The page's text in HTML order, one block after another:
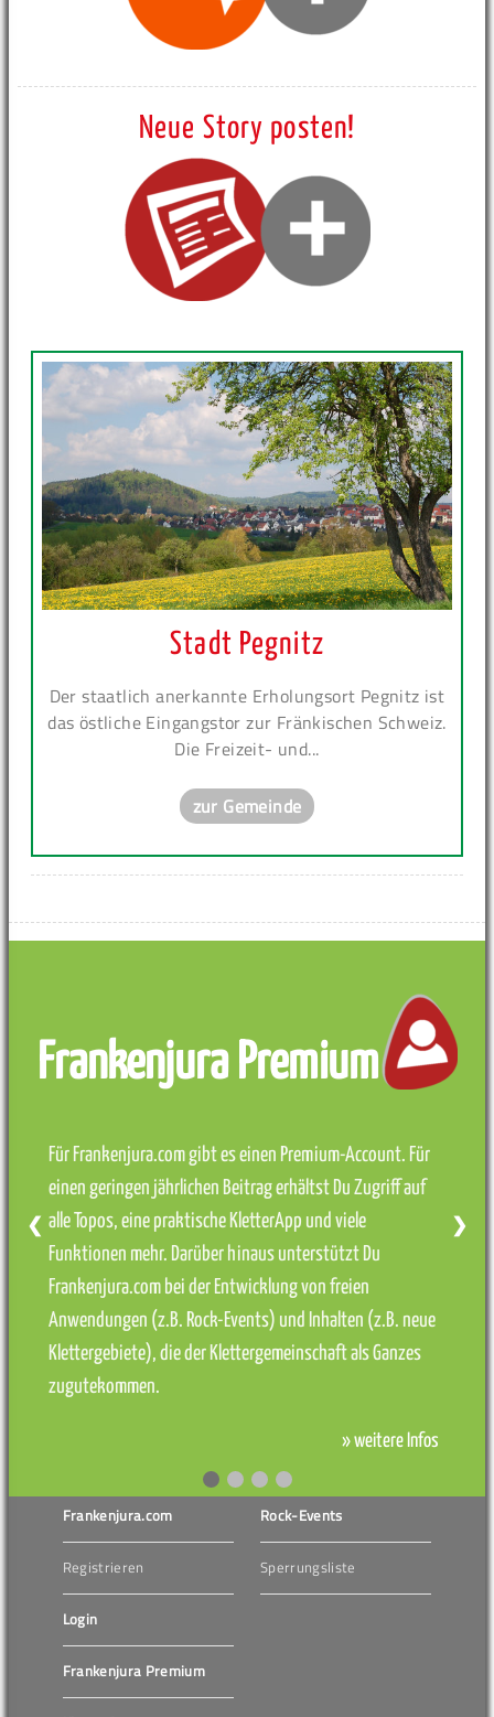
Neue Story posten!
Stadt Pegnitz
Der staatlich anerkannte Erholungsort Pegnitz ist
das östliche Eingangstor zur Fränkischen Schweiz.
Die Freizeit- und...
zur Gemeinde
Frankenjura Premium
Für Frankenjura.com gibt es einen Premium-Account. Für
einen geringen jährlichen Beitrag erhältst Du Zugriff auf
alle Topos, eine praktische KletterApp und viele
Funktionen mehr. Darüber hinaus unterstützt Du
Frankenjura.com bei der Entwicklung von freien
Anwendungen (z.B. Rock-Events) und Inhalten (z.B. neue
Klettergebiete), die der Klettergemeinschaft als Ganzes
zugutekommen.
» weitere Infos
❮ ❯
Frankenjura.com
Registrieren
Login
Frankenjura Premium
Rock-Events
Sperrungsliste